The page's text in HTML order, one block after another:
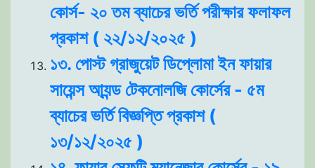
কোর্স- ২০ তম ব্যাচের ভর্তি পরীক্ষার ফলাফল
প্রকাশ ( ২২/১২/২০২৫ )
১৩. পোস্ট গ্রাজুয়েট ডিপ্লোমা ইন ফায়ার
সায়েন্স আ্যন্ড টেকনোলজি কোর্সের - ৫ম
ব্যাচের ভর্তি বিজ্ঞপ্তি প্রকাশ (
১৩/১২/২০২৫ )